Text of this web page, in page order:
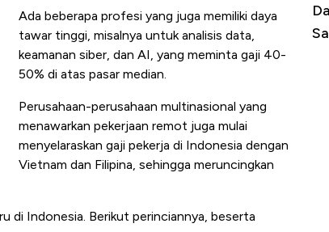
Ada beberapa profesi yang juga memiliki daya
tawar tinggi, misalnya untuk analisis data,
keamanan siber, dan AI, yang meminta gaji 40-
50% di atas pasar median.
Perusahaan-perusahaan multinasional yang
menawarkan pekerjaan remot juga mulai
menyelaraskan gaji pekerja di Indonesia dengan
Vietnam dan Filipina, sehingga meruncingkan
di Indonesia. Berikut perinciannya, beserta
AC Daftar Sungai Terpanjang di Dunia,
Sampai Ribuan Kilometer